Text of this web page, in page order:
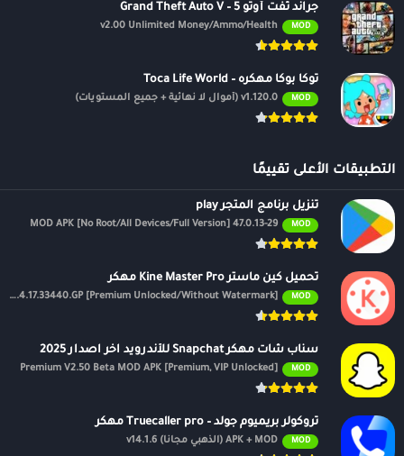
جراند ثفت أوتو 5 – Grand Theft Auto V
MOD
v2.00 Unlimited Money/Ammo/Health
توكا بوكا مهكره – Toca Life World
MOD v1.120.0 (أموال لا نهائية + جميع المستويات)
التطبيقات الأعلى تقييمًا
تنزيل برنامج المتجر play
MOD
47.0.13-29 MOD APK [No Root/All Devices/Full Version]
تحميل كين ماستر Kine Master Pro مهكر
MOD
APK v7.4.17.33440.GP [Premium Unlocked/Without Watermark]
سناب شات مهكر Snapchat للأندرويد اخر اصدار 2025
MOD
Premium V2.50 Beta MOD APK [Premium, VIP Unlocked]
تروكولر بريميوم جولد – Truecaller pro مهكر
MOD APK + MOD (الذهبي مجانًا) v14.1.6